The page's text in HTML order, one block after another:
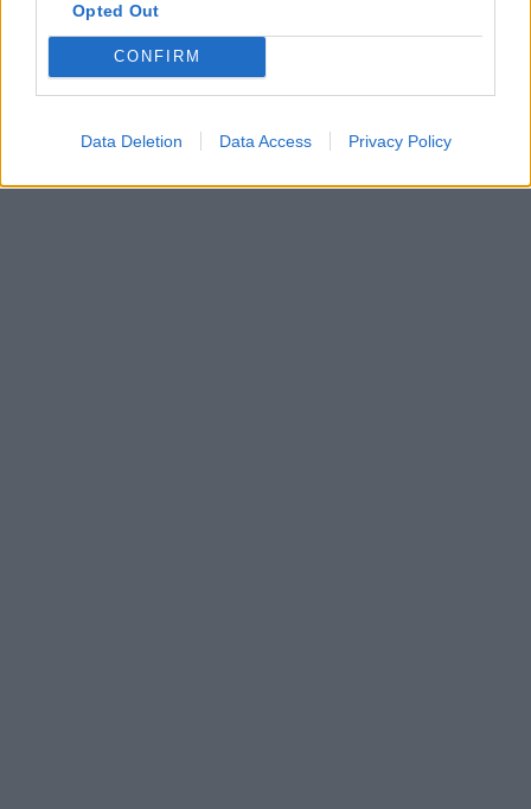
Opted Out
CONFIRM
Data Deletion Data Access Privacy Policy